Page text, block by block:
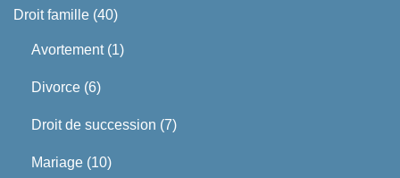
Droit famille (40)
Avortement(1)
Divorce (6)
Droit de succession (7)
Mariage (10)